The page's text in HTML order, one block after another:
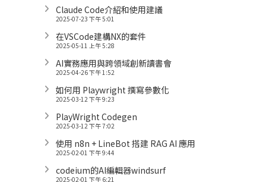
Claude Code介紹和使用建議
2025-07-23 下午 5:01
在VSCode建構NX的套件
2025-05-11 上午 5:28
AI實務應用與跨領域創新讀書會
2025-04-26 下午 1:52
如何用 Playwright 撰寫參數化
2025-03-12 下午 9:23
PlayWright Codegen
2025-03-12 下午 7:02
使用 n8n + LineBot 搭建 RAG AI 應用
2025-02-01 下午 9:44
codeium的AI編輯器windsurf
2025-02-01 下午 6:21